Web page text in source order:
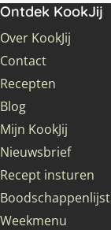
Ontdek KookJij
Over KookJij
Contact
Recepten
Blog
Mijn KookJij
Nieuwsbrief
Recept insturen
Boodschappenlijst
Weekmenu